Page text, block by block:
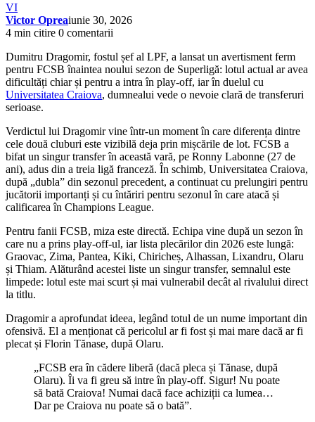
VI
Victor Opreaiunie 30, 2026
4 min citire 0 comentarii
Dumitru Dragomir, fostul șef al LPF, a lansat un avertisment ferm
pentru FCSB înaintea noului sezon de Superligă: lotul actual ar avea
dificultăți chiar și pentru a intra în play-off, iar în duelul cu
Universitatea Craiova, dumnealui vede o nevoie clară de transferuri
serioase.
Verdictul lui Dragomir vine într-un moment în care diferența dintre
cele două cluburi este vizibilă deja prin mișcările de lot. FCSB a
bifat un singur transfer în această vară, pe Ronny Labonne (27 de
ani), adus din a treia ligă franceză. În schimb, Universitatea Craiova,
după „dubla” din sezonul precedent, a continuat cu prelungiri pentru
jucătorii importanți și cu întăriri pentru sezonul în care atacă și
calificarea în Champions League.
Pentru fanii FCSB, miza este directă. Echipa vine după un sezon în
care nu a prins play-off-ul, iar lista plecărilor din 2026 este lungă:
Graovac, Zima, Pantea, Kiki, Chiricheș, Alhassan, Lixandru, Olaru
și Thiam. Alăturând acestei liste un singur transfer, semnalul este
limpede: lotul este mai scurt și mai vulnerabil decât al rivalului direct
la titlu.
Dragomir a aprofundat ideea, legând totul de un nume important din
ofensivă. El a menționat că pericolul ar fi fost și mai mare dacă ar fi
plecat și Florin Tănase, după Olaru.
„FCSB era în cădere liberă (dacă pleca și Tănase, după
Olaru). Îi va fi greu să intre în play-off. Sigur! Nu poate
să bată Craiova! Numai dacă face achiziții ca lumea…
Dar pe Craiova nu poate să o bată”.